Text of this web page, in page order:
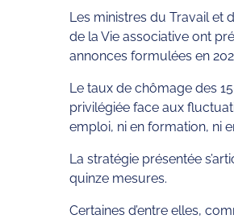
Les ministres du Travail et
de la Vie associative ont
annonces formulées en
Le taux de chômage des
privilégiée face aux
emploi, ni en formation, ni
La stratégie présentée
quinze mesures.
Certaines d’entre elles,